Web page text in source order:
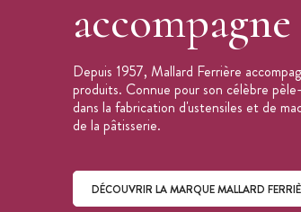
Depuis 1957, Mallard Ferrière
produits. Connue pour son célèbre
dans la fabrication d'ustensiles et de
de la pâtisserie.
DÉCOUVRIR LA MARQUE MALLARD